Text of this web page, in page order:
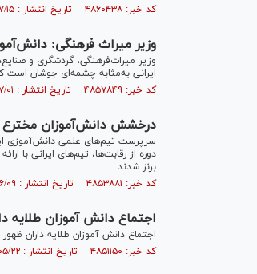
کد خبر: ۴۸۶۰۴۳۸ تاریخ انتشار : ۱۴۰۴/۰۷/۱۵
وزیر میراث فرهنگی:
وزیر میراث‌فرهنگی، گردشگری و
ایرانی به‌مثابه چشمه‌ای جوشان است
کد خبر: ۴۸۵۷۸۴۹ تاریخ انتشار : ۱۴۰۴/۰۷/۰۱
درخشش دانش‌آموزان مخترع ایرانی با کسب ۱۳
برنز شدند.
کد خبر: ۴۸۵۳۸۸۱ تاریخ انتشار : ۱۴۰۴/۰۶/۰۹
اجتماع دانش آموزان طلایه
اجتماع دانش آموزان طلایه داران ظهور با شعار"انا
کد خبر: ۴۸۵۱۱۵۰ تاریخ انتشار : ۱۴۰۴/۰۵/۲۲